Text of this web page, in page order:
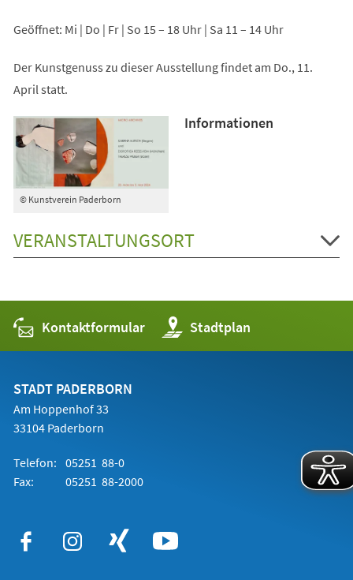
Geöffnet: Mi | Do | Fr | So 15 – 18 Uhr | Sa 11 – 14 Uhr
Der Kunstgenuss zu dieser Ausstellung findet am Do., 11.
April statt.
© Kunstverein Paderborn
Informationen
VERANSTALTUNGSORT
Kontaktformular Stadtplan
(Öffnet
in
einem
STADT PADERBORN
Am Hoppenhof 33
33104 Paderborn
Telefon: 05251 88-0
Fax:
05251 88-2000